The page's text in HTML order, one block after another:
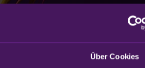
Über Cookies